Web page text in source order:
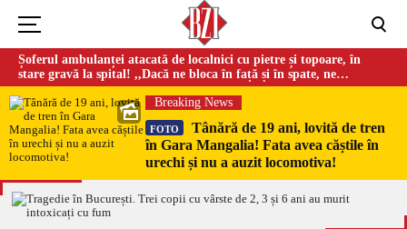
Șoferul ambulanței atacată de localnici cu pietre și topoare, în
stare gravă la spital! ,,Dacă ne bloca în față și în spate, ne
omorau…”
Breaking News
FOTO
Tânără de 19 ani, lovită de tren
în Gara Mangalia! Fata avea căștile în
urechi și nu a auzit locomotiva!